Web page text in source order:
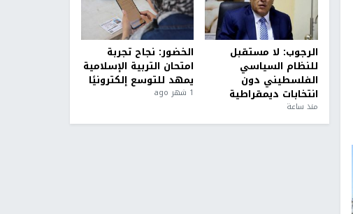
الرجوب: لا مستقبل
للنظام السياسي
الفلسطيني دون
انتخابات ديمقراطية
منذ ساعة
الخضور: نجاح تجربة
امتحان التربية الإسلامية
يمهد للتوسع إلكترونيًا
1 شهر ago